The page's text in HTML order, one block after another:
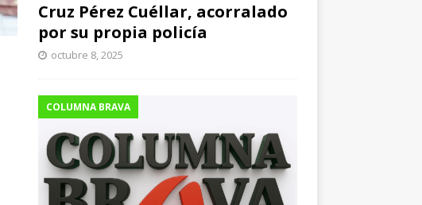
Cruz Pérez Cuéllar, acorralado
por su propia policía
octubre 8, 2025
COLUMNA BRAVA